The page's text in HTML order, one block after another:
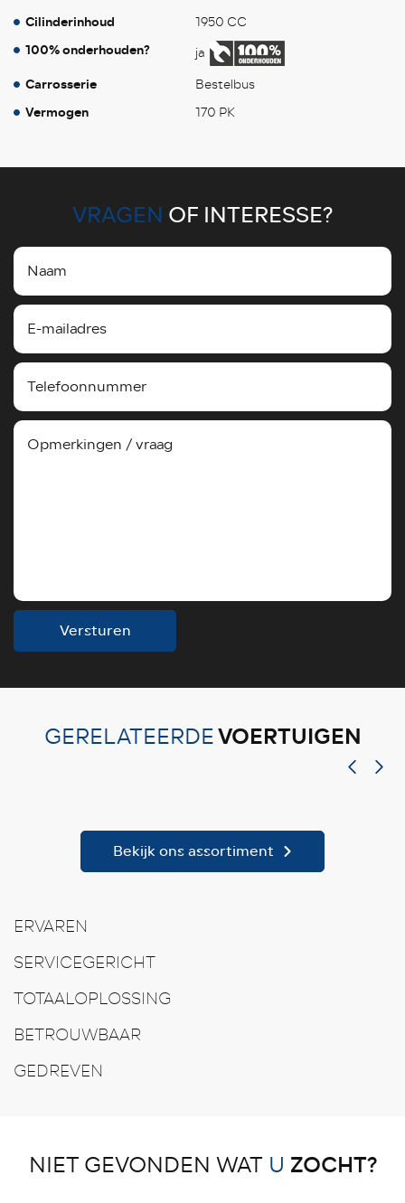
Cilinderinhoud 1950 CC
100% onderhouden? ja
Carrosserie Bestelbus
Vermogen 170 PK
VRAGEN OF INTERESSE?
Versturen
GERELATEERDEVOERTUIGEN
Bekijk ons assortiment
ERVAREN
SERVICEGERICHT
TOTAALOPLOSSING
BETROUWBAAR
GEDREVEN
NIET GEVONDEN WAT U ZOCHT?